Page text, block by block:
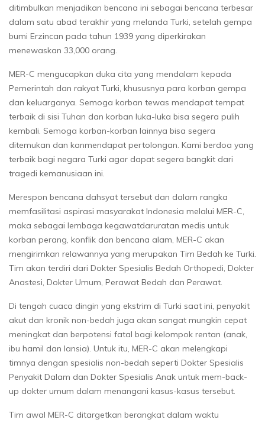
ditimbulkan menjadikan bencana ini sebagai bencana terbesar
dalam satu abad terakhir yang melanda Turki, setelah gempa
bumi Erzincan pada tahun 1939 yang diperkirakan
menewaskan 33,000 orang.
MER-C mengucapkan duka cita yang mendalam kepada
Pemerintah dan rakyat Turki, khususnya para korban gempa
dan keluarganya. Semoga korban tewas mendapat tempat
terbaik di sisi Tuhan dan korban luka-luka bisa segera pulih
kembali. Semoga korban-korban lainnya bisa segera
ditemukan dan kanmendapat pertolongan. Kami berdoa yang
terbaik bagi negara Turki agar dapat segera bangkit dari
tragedi kemanusiaan ini.
Merespon bencana dahsyat tersebut dan dalam rangka
memfasilitasi aspirasi masyarakat Indonesia melalui MER-C,
maka sebagai lembaga kegawatdaruratan medis untuk
korban perang, konflik dan bencana alam, MER-C akan
mengirimkan relawannya yang merupakan Tim Bedah ke Turki.
Tim akan terdiri dari Dokter Spesialis Bedah Orthopedi, Dokter
Anastesi, Dokter Umum, Perawat Bedah dan Perawat.
Di tengah cuaca dingin yang ekstrim di Turki saat ini, penyakit
akut dan kronik non-bedah juga akan sangat mungkin cepat
meningkat dan berpotensi fatal bagi kelompok rentan (anak,
ibu hamil dan lansia). Untuk itu, MER-C akan melengkapi
timnya dengan spesialis non-bedah seperti Dokter Spesialis
Penyakit Dalam dan Dokter Spesialis Anak untuk mem-back-
up dokter umum dalam menangani kasus-kasus tersebut.
Tim awal MER-C ditargetkan berangkat dalam waktu